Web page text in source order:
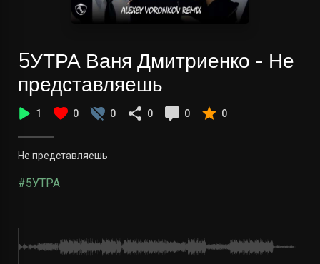
5УТРА Ваня Дмитриенко - Не
представляешь
1 0 0 0 0 0
Не представляешь
#5УТРА